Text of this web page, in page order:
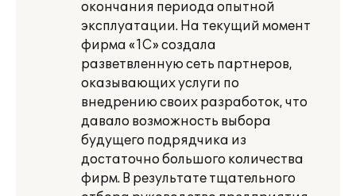
окончания периода опытной
эксплуатации. На текущий момент
фирма «1С» создала
разветвленную сеть партнеров,
оказывающих услуги по
внедрению своих разработок, что
давало возможность выбора
будущего подрядчика из
достаточно большого количества
фирм. В результате тщательного